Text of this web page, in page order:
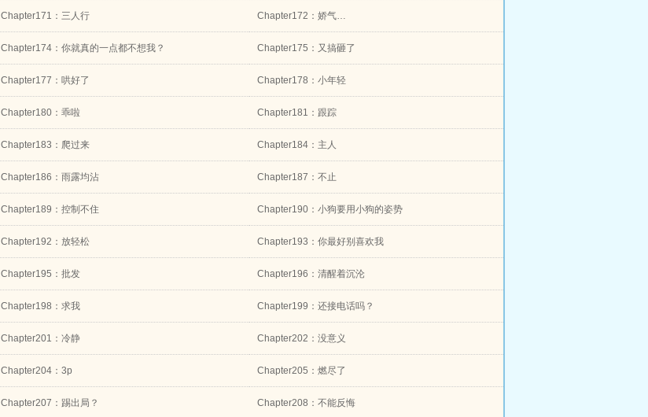
Chapter171：三人行 Chapter172：娇气…
Chapter174：你就真的一点都不想我？ Chapter175：又搞砸了
Chapter177：哄好了 Chapter178：小年轻
Chapter180：乖啦 Chapter181：跟踪
Chapter183：爬过来 Chapter184：主人
Chapter186：雨露均沾 Chapter187：不止
Chapter189：控制不住 Chapter190：小狗要用小狗的姿势
Chapter192：放轻松 Chapter193：你最好别喜欢我
Chapter195：批发 Chapter196：清醒着沉沦
Chapter198：求我 Chapter199：还接电话吗？
Chapter201：冷静 Chapter202：没意义
Chapter204：3p Chapter205：燃尽了
Chapter207：踢出局？ Chapter208：不能反悔